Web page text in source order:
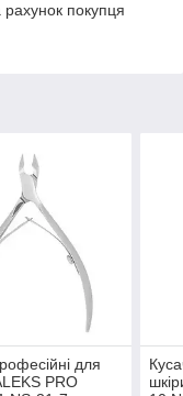
покупця
для
PRO